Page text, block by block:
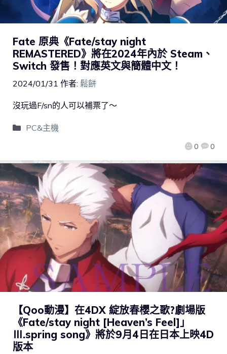
Fate 原典《Fate/stay night
REMASTERED》將在2024年內於 Steam、
Switch 發售！對應英文與簡體中文！
2024/01/31 作者: 鬆餅
0 0
沒玩過F/sn的人可以補票了～
PC&主機
【Qoo動漫】在4DX 綻放春櫻之歌?劇場版
《Fate/stay night [Heaven’s Feel]」
Ⅲ.spring song》將於9月4日在日本上映4D
版本